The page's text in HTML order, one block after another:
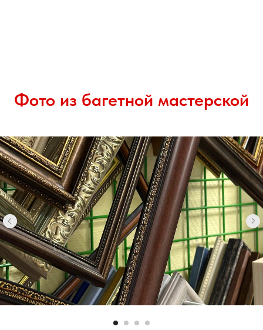
Фото из багетной мастерской